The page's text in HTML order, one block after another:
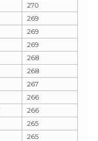
270
269
269
269
268
268
267
266
266
265
265